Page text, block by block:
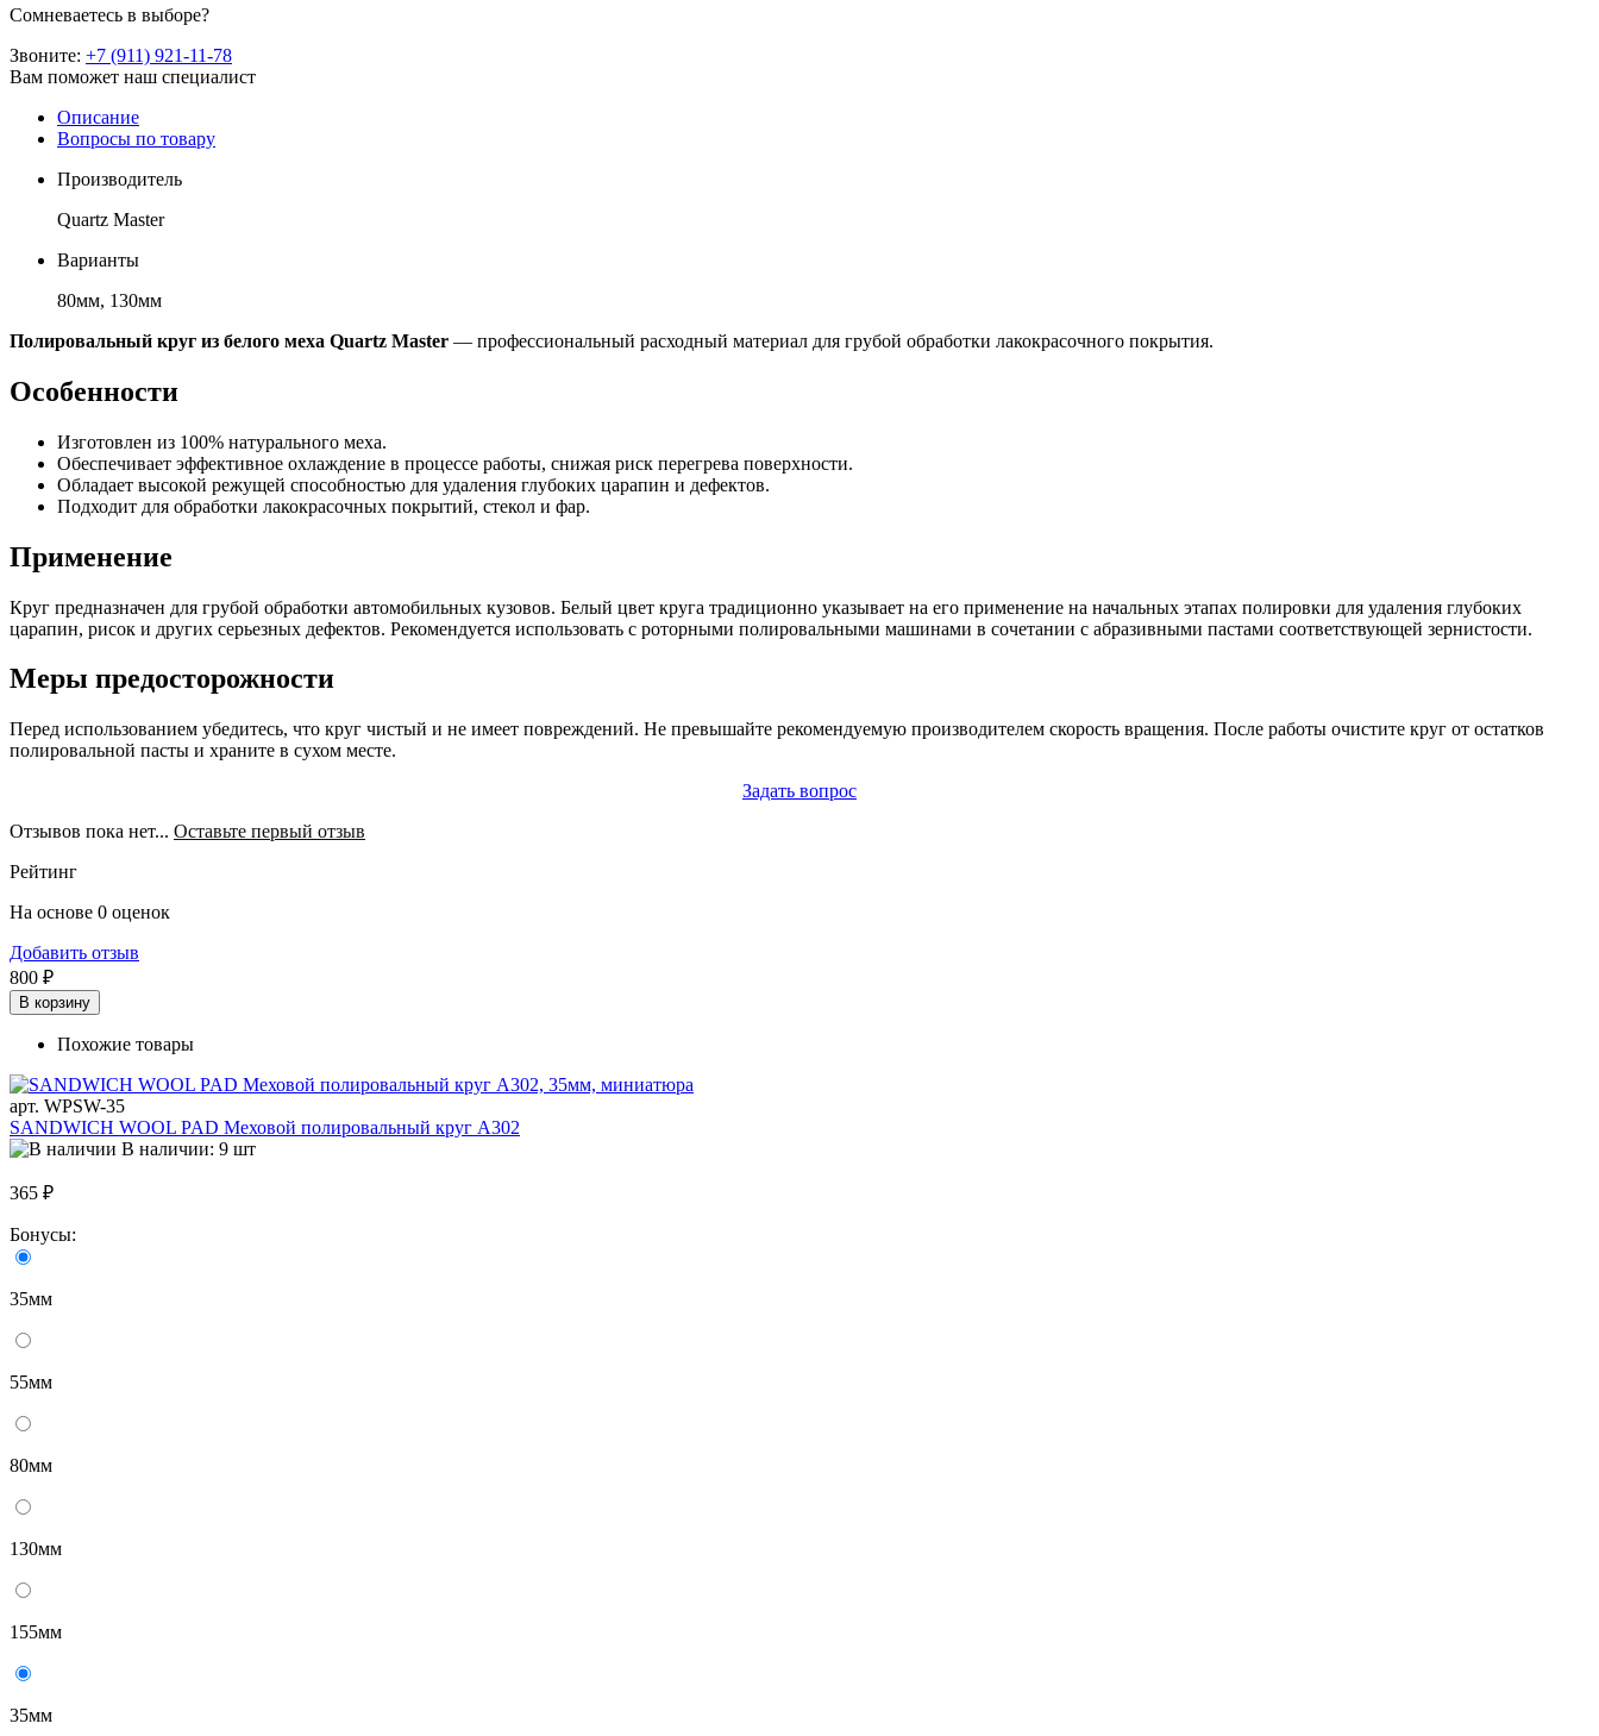
Сомневаетесь в выборе?
Звоните: +7 (911) 921-11-78
Вам поможет наш специалист
Описание
Вопросы по товару
Производитель
Quartz Master
Варианты
80мм, 130мм
Полировальный круг из белого меха Quartz Master — профессиональный расходный материал для грубой обработки лакокрасочного покрытия.
Особенности
Изготовлен из 100% натурального меха.
Обеспечивает эффективное охлаждение в процессе работы, снижая риск перегрева поверхности.
Обладает высокой режущей способностью для удаления глубоких царапин и дефектов.
Подходит для обработки лакокрасочных покрытий, стекол и фар.
Применение
Круг предназначен для грубой обработки автомобильных кузовов. Белый цвет круга традиционно указывает на его применение на начальных этапах полировки для удаления глубоких
царапин, рисок и других серьезных дефектов. Рекомендуется использовать с роторными полировальными машинами в сочетании с абразивными пастами соответствующей зернистости.
Меры предосторожности
Перед использованием убедитесь, что круг чистый и не имеет повреждений. Не превышайте рекомендуемую производителем скорость вращения. После работы очистите круг от остатков
полировальной пасты и храните в сухом месте.
Задать вопрос
Отзывов пока нет... Оставьте первый отзыв
Рейтинг
На основе 0 оценок
Добавить отзыв
800 ₽
В корзину
Похожие товары
арт. WPSW-35
SANDWICH WOOL PAD Меховой полировальный круг A302
В наличии: 9 шт
365 ₽
Бонусы:
35мм
55мм
80мм
130мм
155мм
35мм